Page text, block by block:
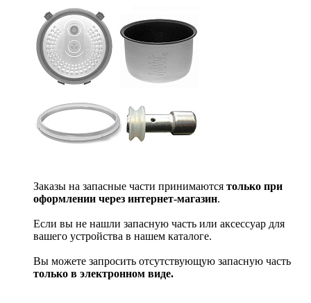
Заказы на запасные части принимаются только при
оформлении через интернет-магазин.
Если вы не нашли запасную часть или аксессуар для
вашего устройства в нашем каталоге.
Вы можете запросить отсутствующую запасную часть
только в электронном виде.